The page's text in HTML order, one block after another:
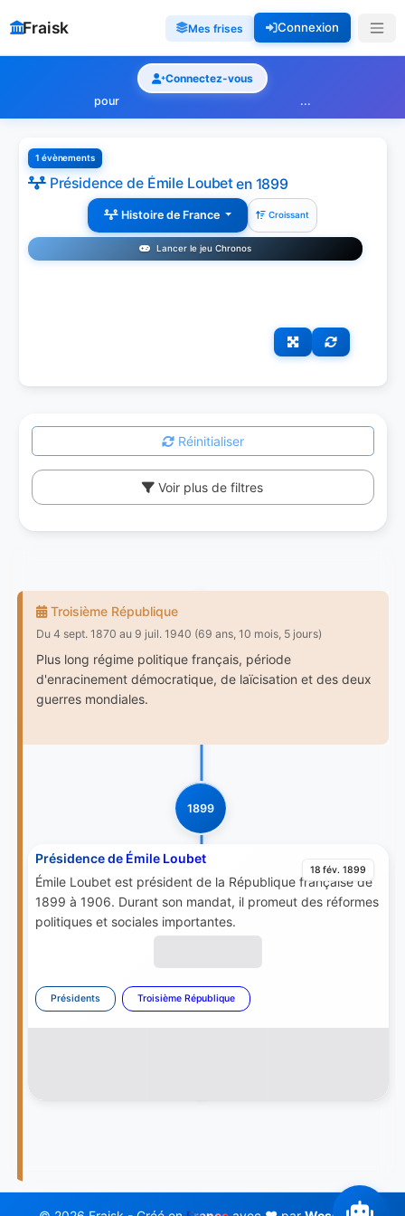
Fraisk Mes frises Connexion
Connectez-vous
pour
...
1 évènements
Présidence de Émile Loubeten 1899
Histoire de France Croissant
Lancer le jeu Chronos
Réinitialiser
Voir plus de filtres
Troisième République
Du 4 sept. 1870 au 9 juil. 1940 (69 ans, 10 mois, 5 jours)
Plus long régime politique français, période
d'enracinement démocratique, de laïcisation et des deux
guerres mondiales.
1899
18 fév. 1899
Présidence de Émile Loubet
Émile Loubet est président de la République française de
1899 à 1906. Durant son mandat, il promeut des réformes
politiques et sociales importantes.
Présidents Troisième République